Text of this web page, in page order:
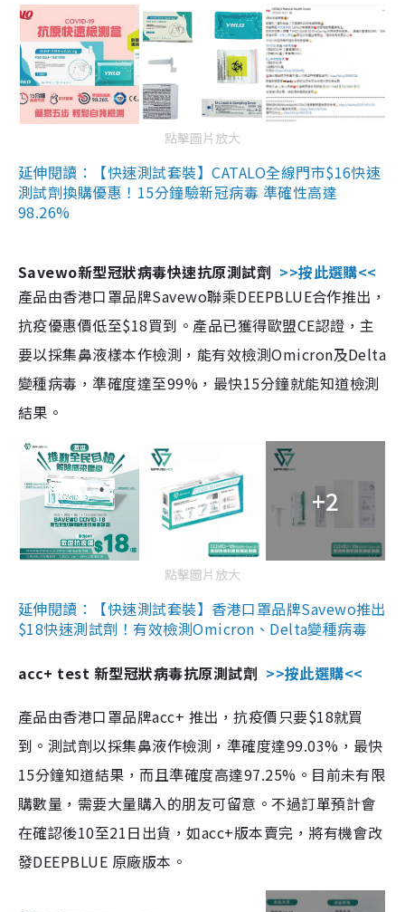
點擊圖片放大
延伸閱讀：【快速測試套裝】CATALO全線門市$16快速
測試劑換購優惠！15分鐘驗新冠病毒 準確性高達
98.26%
Savewo新型冠狀病毒快速抗原測試劑 >>按此選購<<
產品由香港口罩品牌Savewo聯乘DEEPBLUE合作推出，
抗疫優惠價低至$18買到。產品已獲得歐盟CE認證，主
要以採集鼻液樣本作檢測，能有效檢測Omicron及Delta
變種病毒，準確度達至99%，最快15分鐘就能知道檢測
結果。
+2
點擊圖片放大
延伸閱讀：【快速測試套裝】香港口罩品牌Savewo推出
$18快速測試劑！有效檢測Omicron、Delta變種病毒
acc+ test 新型冠狀病毒抗原測試劑 >>按此選購<<
產品由香港口罩品牌acc+ 推出，抗疫價只要$18就買
到。測試劑以採集鼻液作檢測，準確度達99.03%，最快
15分鐘知道結果，而且準確度高達97.25%。目前未有限
購數量，需要大量購入的朋友可留意。不過訂單預計會
在確認後10至21日出貨，如acc+版本賣完，將有機會改
發DEEPBLUE 原廠版本。